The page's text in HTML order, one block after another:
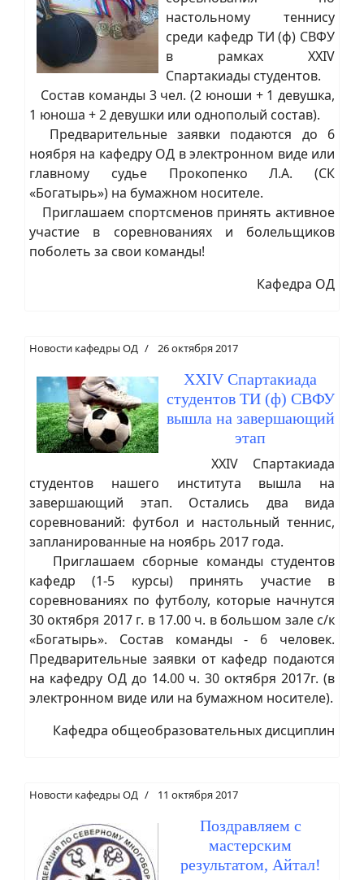
настольному теннису
среди кафедр ТИ (ф) СВФУ
в рамках XXIV
Спартакиады студентов.
Состав команды 3 чел. (2 юноши + 1 девушка,
1 юноша + 2 девушки или однополый состав).
Предварительные заявки подаются до 6
ноября на кафедру ОД в электронном виде или
главному судье Прокопенко Л.А. (СК
«Богатырь») на бумажном носителе.
Приглашаем спортсменов принять активное
участие в соревнованиях и болельщиков
поболеть за свои команды!
Кафедра ОД
Новости кафедры ОД 26 октября 2017
XXIV Спартакиада
студентов ТИ (ф) СВФУ
вышла на завершающий
этап
XXIV Спартакиада
студентов нашего института вышла на
завершающий этап. Остались два вида
соревнований: футбол и настольный теннис,
запланированные на ноябрь 2017 года.
Приглашаем сборные команды студентов
кафедр (1-5 курсы) принять участие в
соревнованиях по футболу, которые начнутся
30 октября 2017 г. в 17.00 ч. в большом зале с/к
«Богатырь». Состав команды - 6 человек.
Предварительные заявки от кафедр подаются
на кафедру ОД до 14.00 ч. 30 октября 2017г. (в
электронном виде или на бумажном носителе).
Кафедра общеобразовательных дисциплин
Новости кафедры ОД 11 октября 2017
Поздравляем с
мастерским
результатом, Айтал!